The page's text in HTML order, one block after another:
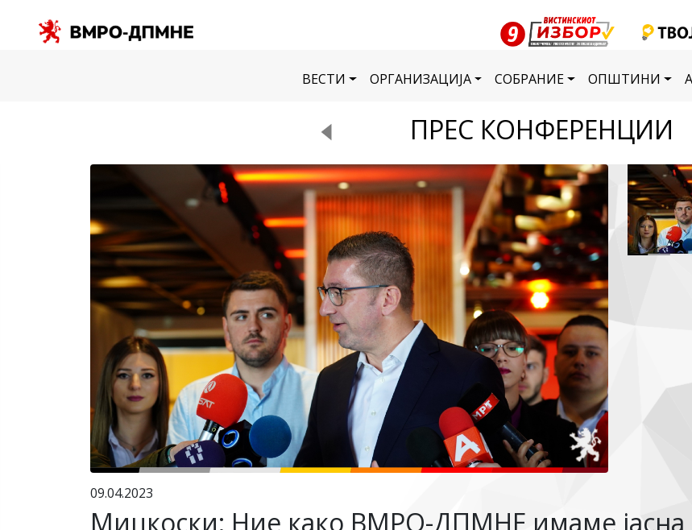
ВЕСТИ ОРГАНИЗАЦИЈА СОБРАНИЕ ОПШТИНИ
ПРЕС КОНФЕРЕНЦИИ
09.04.2023
Мицкоски: Ние како ВМРО-ДПМНЕ имаме јасна